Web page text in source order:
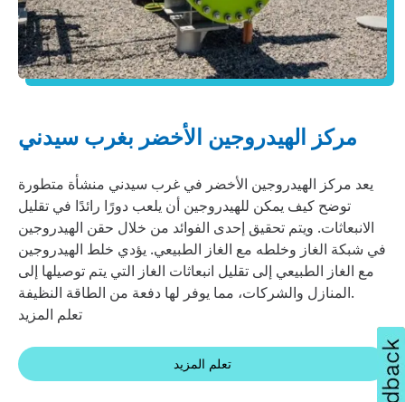
مركز الهيدروجين الأخضر بغرب سيدني
يعد مركز الهيدروجين الأخضر في غرب سيدني منشأة متطورة
توضح كيف يمكن للهيدروجين أن يلعب دورًا رائدًا في تقليل
الانبعاثات. ويتم تحقيق إحدى الفوائد من خلال حقن الهيدروجين
في شبكة الغاز وخلطه مع الغاز الطبيعي. يؤدي خلط الهيدروجين
مع الغاز الطبيعي إلى تقليل انبعاثات الغاز التي يتم توصيلها إلى
المنازل والشركات، مما يوفر لها دفعة من الطاقة النظيفة.
تعلم المزيد
تعلم المزيد